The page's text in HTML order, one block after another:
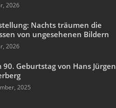
2026
Nachts träumen die
von ungesehenen Bildern
2026
90. Geburtstag von Hans Jürgen
2025